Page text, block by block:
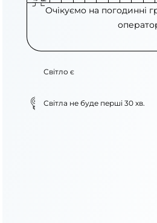
Очікуємо на погодинні
Світло є
Світла не буде перші 30 хв.